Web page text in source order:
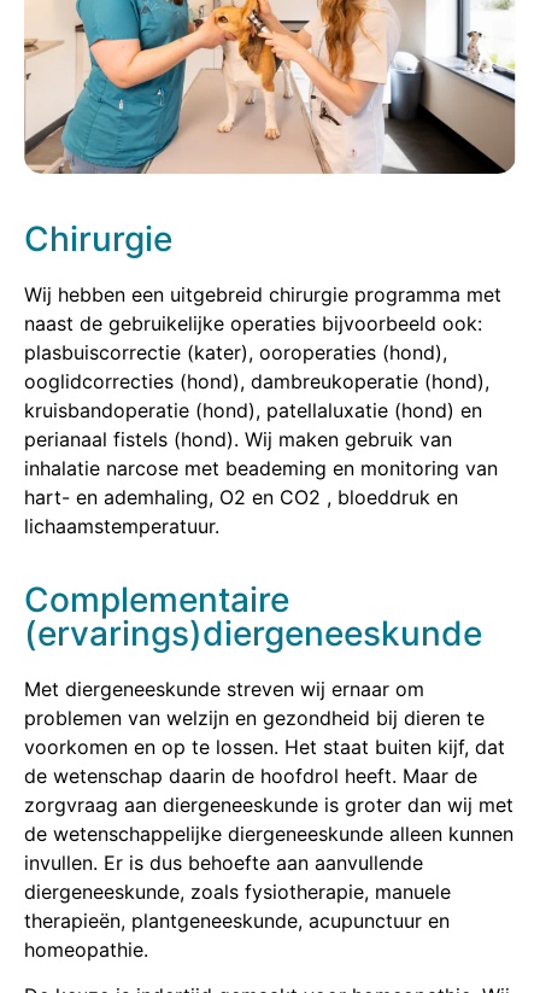
Chirurgie
Wij hebben een uitgebreid chirurgie programma met
naast de gebruikelijke operaties bijvoorbeeld ook:
plasbuiscorrectie (kater), ooroperaties (hond),
ooglidcorrecties (hond), dambreukoperatie (hond),
kruisbandoperatie (hond), patellaluxatie (hond) en
perianaal fistels (hond). Wij maken gebruik van
inhalatie narcose met beademing en monitoring van
hart- en ademhaling, O2 en CO2 , bloeddruk en
lichaamstemperatuur.
Complementaire
(ervarings)diergeneeskunde
Met diergeneeskunde streven wij ernaar om
problemen van welzijn en gezondheid bij dieren te
voorkomen en op te lossen. Het staat buiten kijf, dat
de wetenschap daarin de hoofdrol heeft. Maar de
zorgvraag aan diergeneeskunde is groter dan wij met
de wetenschappelijke diergeneeskunde alleen kunnen
invullen. Er is dus behoefte aan aanvullende
diergeneeskunde, zoals fysiotherapie, manuele
therapieën, plantgeneeskunde, acupunctuur en
homeopathie.